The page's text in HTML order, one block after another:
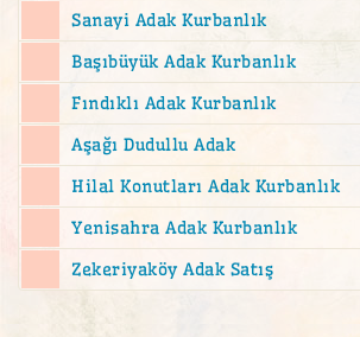
şahkulu sultan kurbanlık
şahkulu sultan mahallesi
şahkulu sultan ucuz
şahkulu sultan ucuz
Sanayi Adak Kurbanlık
Başıbüyük Adak Kurbanlık
Fındıklı Adak Kurbanlık
Aşağı Dudullu Adak
Hilal Konutları Adak Kurbanlık
Yenisahra Adak Kurbanlık
Zekeriyaköy Adak Satış